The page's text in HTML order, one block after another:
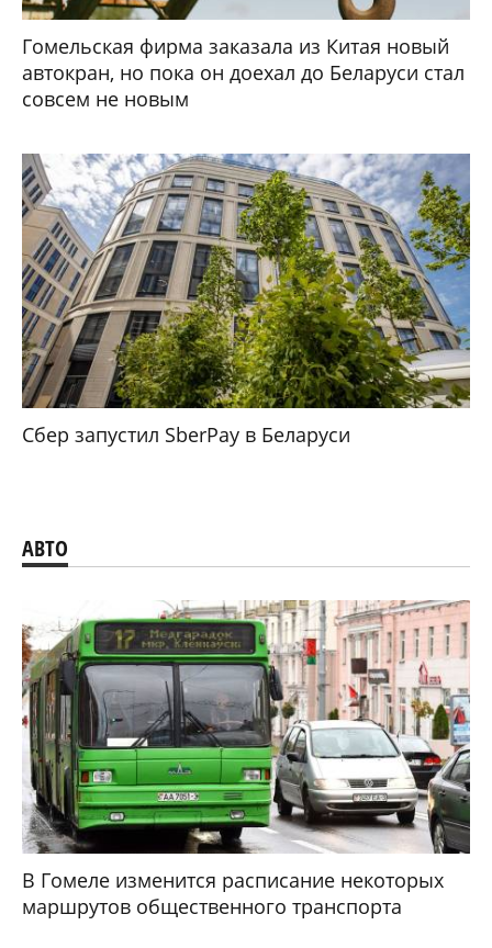
Гомельская фирма заказала из Китая новый
автокран, но пока он доехал до Беларуси стал
совсем не новым
Сбер запустил SberPay в Беларуси
АВТО
В Гомеле изменится расписание некоторых
маршрутов общественного транспорта